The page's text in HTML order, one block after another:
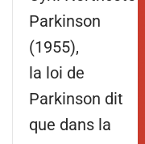
Parkinson
(1955),
la loi de
Parkinson dit
que dans la